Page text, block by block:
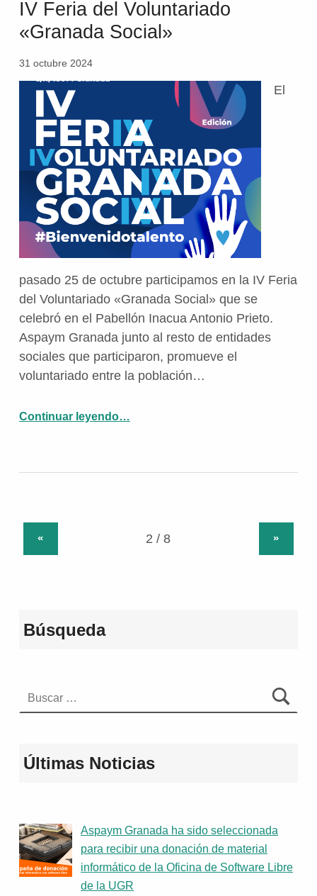
IV Feria del Voluntariado
«Granada Social»
31 octubre 2024
El
pasado 25 de octubre participamos en la IV Feria
del Voluntariado «Granada Social» que se
celebró en el Pabellón Inacua Antonio Prieto.
Aspaym Granada junto al resto de entidades
sociales que participaron, promueve el
voluntariado entre la población…
Continuar leyendo“Aspaym Granada participa en la IV Feria del Voluntariado «Granada Social»”
…
« »
Búsqueda
Últimas Noticias
Aspaym Granada ha sido seleccionada
para recibir una donación de material
informático de la Oficina de Software Libre
de la UGR